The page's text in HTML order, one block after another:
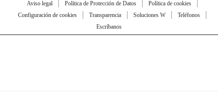
Aviso legal Política de Protección de Datos
Política de cookies
Configuración de cookies
Transparencia Soluciones W
Teléfonos
Escríbanos